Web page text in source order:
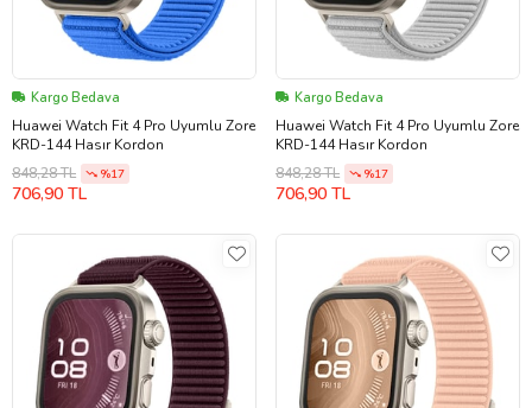
Kargo Bedava
Huawei Watch Fit 4 Pro Uyumlu Zore
KRD-144 Hasır Kordon
848,28 TL
%17
706,90 TL
Kargo Bedava
Huawei Watch Fit 4 Pro Uyumlu Zore
KRD-144 Hasır Kordon
848,28 TL
%17
706,90 TL